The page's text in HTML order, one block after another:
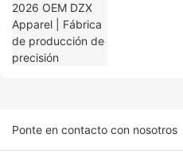
Ponte en contacto con nosotros